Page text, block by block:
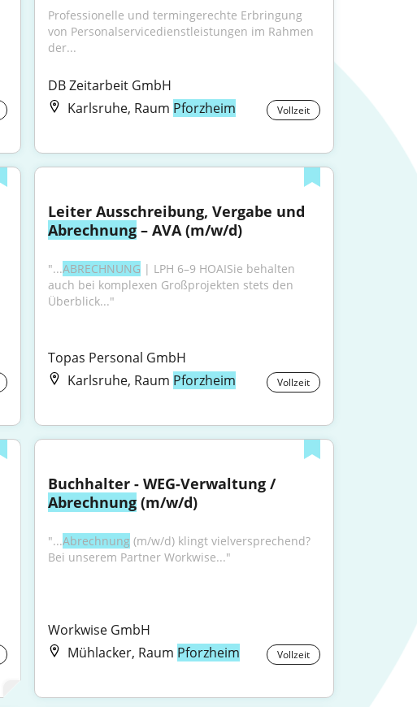
Professionelle und termingerechte Erbringung
von Personalservicedienstleistungen im Rahmen
der...
DB Zeitarbeit GmbH
Karlsruhe, Raum Pforzheim Vollzeit
Abrechnung – AVA (m/w/d)
"...ABRECHNUNG | LPH 6–9 HOAISie behalten
auch bei komplexen Großprojekten stets den
Überblick..."
Topas Personal GmbH
Karlsruhe, Raum Pforzheim Vollzeit
Buchhalter - WEG-Verwaltung /
Abrechnung (m/w/d)
"...Abrechnung (m/w/d) klingt vielversprechend?
Bei unserem Partner Workwise..."
Workwise GmbH
Mühlacker, Raum Pforzheim Vollzeit